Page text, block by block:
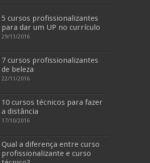
5 cursos profissionalizantes
para dar um UP no currículo
29/11/2016
7 cursos profissionalizantes
de beleza
22/11/2016
10 cursos técnicos para fazer
a distância
17/10/2016
Qual a diferença entre curso
profissionalizante e curso